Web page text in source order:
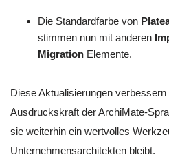
Die Standardfarbe von
stimmen nun mit anderen
Migration Elemente.
Diese Aktualisierungen verbessern
Ausdruckskraft der ArchiMate-
sie weiterhin ein wertvolles
Unternehmensarchitekten bleibt.